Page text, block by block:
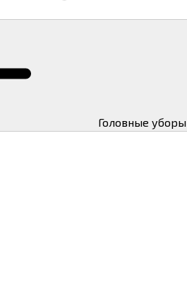
Головные уборы